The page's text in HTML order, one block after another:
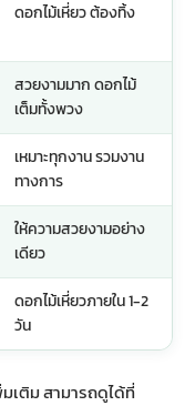
ดอกไม้เหี่ยว ต้องทิ้ง
สวยงามมาก ดอกไม้
เต็มทั้งพวง
เหมาะทุกงาน รวมงาน
ทางการ
ให้ความสวยงามอย่าง
เดียว
ดอกไม้เหี่ยวภายใน 1-2
วัน
เติม สามารถดูได้ที่